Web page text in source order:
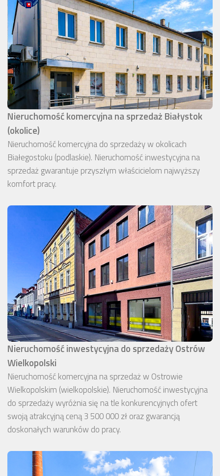
Nieruchomość komercyjna na sprzedaż Białystok
(okolice)
Nieruchomość komercyjna do sprzedaży w okolicach
Białegostoku (podlaskie). Nieruchomość inwestycyjna na
sprzedaż gwarantuje przyszłym właścicielom najwyższy
komfort pracy.
Nieruchomość inwestycyjna do sprzedaży Ostrów
Wielkopolski
Nieruchomość komercyjna na sprzedaż w Ostrowie
Wielkopolskim (wielkopolskie). Nieruchomość inwestycyjna
do sprzedaży wyróżnia się na tle konkurencyjnych ofert
swoją atrakcyjną ceną 3 500 000 zł oraz gwarancją
doskonałych warunków do pracy.